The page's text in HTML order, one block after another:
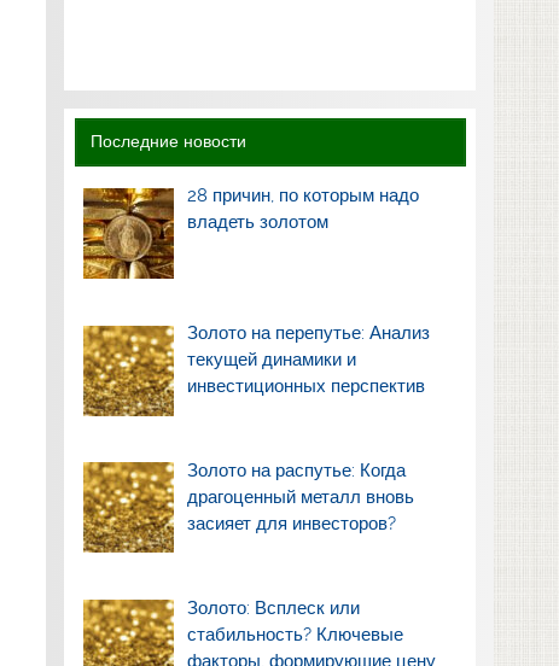
Последние новости
28 причин, по которым надо
владеть золотом
Золото на перепутье: Анализ
текущей динамики и
инвестиционных перспектив
Золото на распутье: Когда
драгоценный металл вновь
засияет для инвесторов?
Золото: Всплеск или
стабильность? Ключевые
факторы, формирующие цену